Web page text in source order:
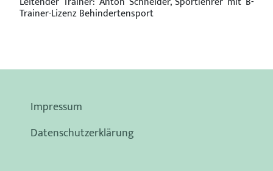
Trainer-Lizenz Behindertensport
Impressum
Datenschutzerklärung